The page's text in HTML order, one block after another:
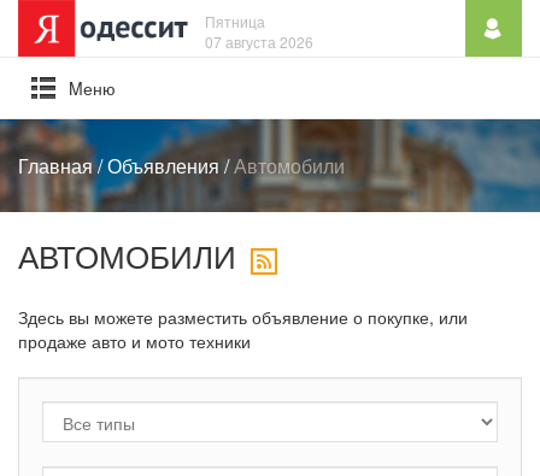
Пятница
07 августа 2026
Mеню
Главная/Объявления /Автомобили
АВТОМОБИЛИ
Здесь вы можете разместить объявление о покупке, или
продаже авто и мото техники